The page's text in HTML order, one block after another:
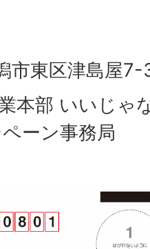
市東区津島屋
本部 いいじゃ
ーン事務局